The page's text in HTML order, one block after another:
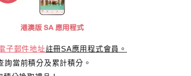
子郵件地址註冊SA應用程式會員。
當前積分及累計積分。